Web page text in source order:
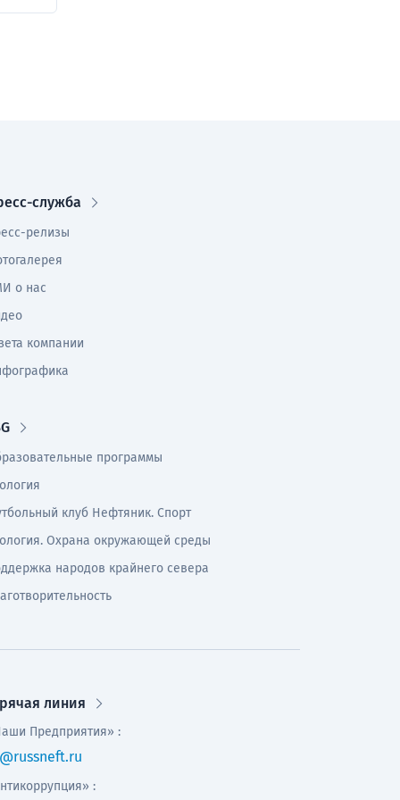
служба
релизы
о нас
компании
программы
клуб Нефтяник. Спорт
Охрана окружающей среды
народов крайнего севера
линия
Предприятия» :
: